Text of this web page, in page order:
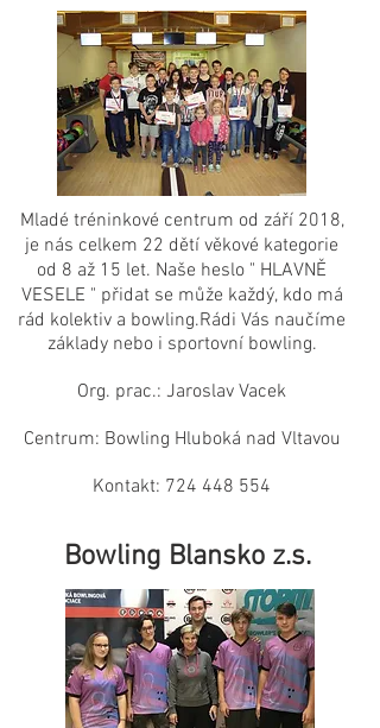
Mladé tréninkové centrum od září 2018,
je nás celkem 22 dětí věkové kategorie
od 8 až 15 let. Naše heslo " HLAVNĚ
VESELE " přidat se může každý, kdo má
rád kolektiv a bowling.Rádi Vás naučíme
základy nebo i sportovní bowling.
Org. prac.: Jaroslav Vacek
Centrum: Bowling Hluboká nad Vltavou
Kontakt: 724 448 554
Bowling Blansko z.s.